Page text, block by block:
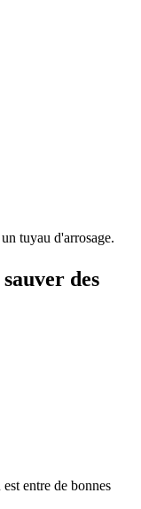
sauver des